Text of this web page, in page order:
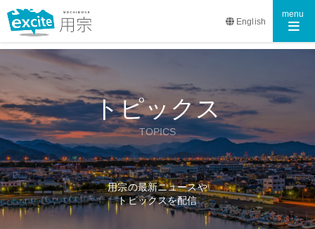
Toggle
menu
English
トピックス
TOPICS
用宗の最新ニュースや
トピックスを配信